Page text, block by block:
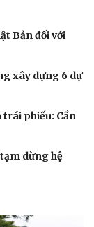
Bản đối với
xây dựng 6 dự
trái phiếu: Cần
dừng hệ